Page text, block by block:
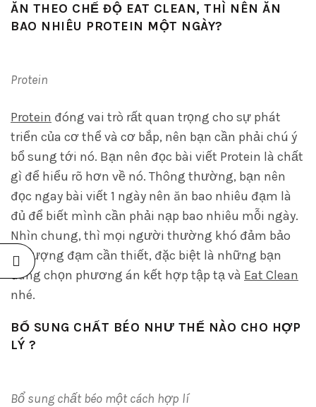
ĂN THEO CHẾ ĐỘ EAT CLEAN, THÌ NÊN ĂN
BAO NHIÊU PROTEIN MỘT NGÀY?
Protein
Protein đóng vai trò rất quan trọng cho sự phát
triển của cơ thể và cơ bắp, nên bạn cần phải chú ý
bổ sung tới nó. Bạn nên đọc bài viết Protein là chất
gì để hiểu rõ hơn về nó. Thông thường, bạn nên
đọc ngay bài viết 1 ngày nên ăn bao nhiêu đạm là
đủ để biết mình cần phải nạp bao nhiêu mỗi ngày.
Nhìn chung, thì mọi người thường khó đảm bảo
đủ lượng đạm cần thiết, đặc biệt là những bạn
đang chọn phương án kết hợp tập tạ và Eat Clean
nhé.
BỔ SUNG CHẤT BÉO NHƯ THẾ NÀO CHO HỢP
LÝ ?
Bổ sung chất béo một cách hợp lí